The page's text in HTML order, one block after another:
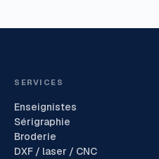
SERVICES
Enseignistes
Sérigraphie
Broderie
DXF / laser / CNC